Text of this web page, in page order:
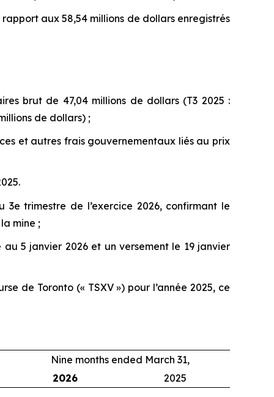
aux 58,54 millions de dollars enregistrés
brut de 47,04 millions de dollars (T3 2025 :
de dollars) ;
et autres frais gouvernementaux liés au prix
trimestre de l’exercice 2026, confirmant le
mine ;
5 janvier 2026 et un versement le 19 janvier
de Toronto (« TSXV ») pour l’année 2025, ce
Nine months ended March 31,
2026
2025